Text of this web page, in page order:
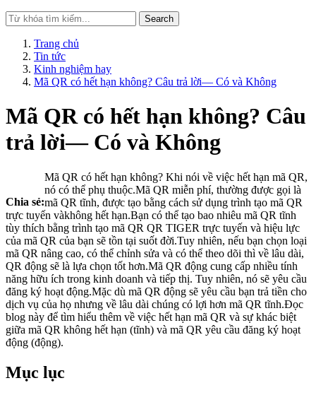
Search
Trang chủ
Tin tức
Kinh nghiệm hay
Mã QR có hết hạn không? Câu trả lời— Có và Không
Mã QR có hết hạn không? Câu
trả lời— Có và Không
Chia sẻ:
Mã QR có hết hạn không? Khi nói về việc hết hạn mã QR,
nó có thể phụ thuộc.Mã QR miễn phí, thường được gọi là
mã QR tĩnh, được tạo bằng cách sử dụng trình tạo mã QR
trực tuyến vàkhông hết hạn.Bạn có thể tạo bao nhiêu mã QR tĩnh
tùy thích bằng trình tạo mã QR QR TIGER trực tuyến và hiệu lực
của mã QR của bạn sẽ tồn tại suốt đời.Tuy nhiên, nếu bạn chọn loại
mã QR nâng cao, có thể chỉnh sửa và có thể theo dõi thì về lâu dài,
QR động sẽ là lựa chọn tốt hơn.Mã QR động cung cấp nhiều tính
năng hữu ích trong kinh doanh và tiếp thị. Tuy nhiên, nó sẽ yêu cầu
đăng ký hoạt động.Mặc dù mã QR động sẽ yêu cầu bạn trả tiền cho
dịch vụ của họ nhưng về lâu dài chúng có lợi hơn mã QR tĩnh.Đọc
blog này để tìm hiểu thêm về việc hết hạn mã QR và sự khác biệt
giữa mã QR không hết hạn (tĩnh) và mã QR yêu cầu đăng ký hoạt
động (động).
Mục lục